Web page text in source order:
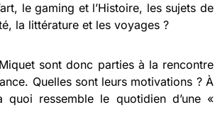
le gaming et l’Histoire, les sujets de
la littérature et les voyages ?
sont donc parties à la rencontre
Quelles sont leurs motivations ? À
ressemble le quotidien d’une «